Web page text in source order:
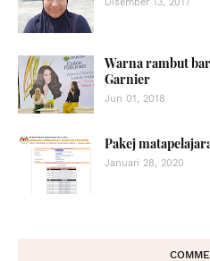
Warna rambut
Garnier
Jun 01, 2018
Pakej
Januari 28, 2020